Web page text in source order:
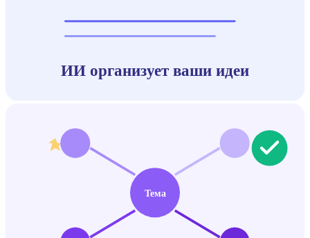
ИИ организует ваши идеи
Тема